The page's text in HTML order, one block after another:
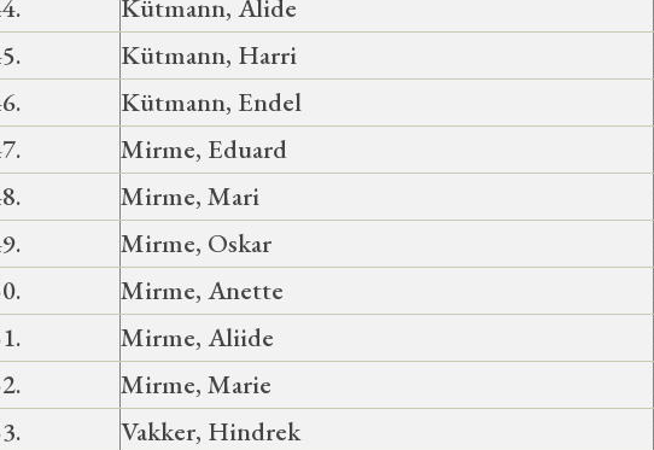
Kütmann, Alide
Kütmann, Harri
Kütmann, Endel
Mirme, Eduard
Mirme, Mari
Mirme, Oskar
Mirme, Anette
Mirme, Aliide
Mirme, Marie
Vakker, Hindrek